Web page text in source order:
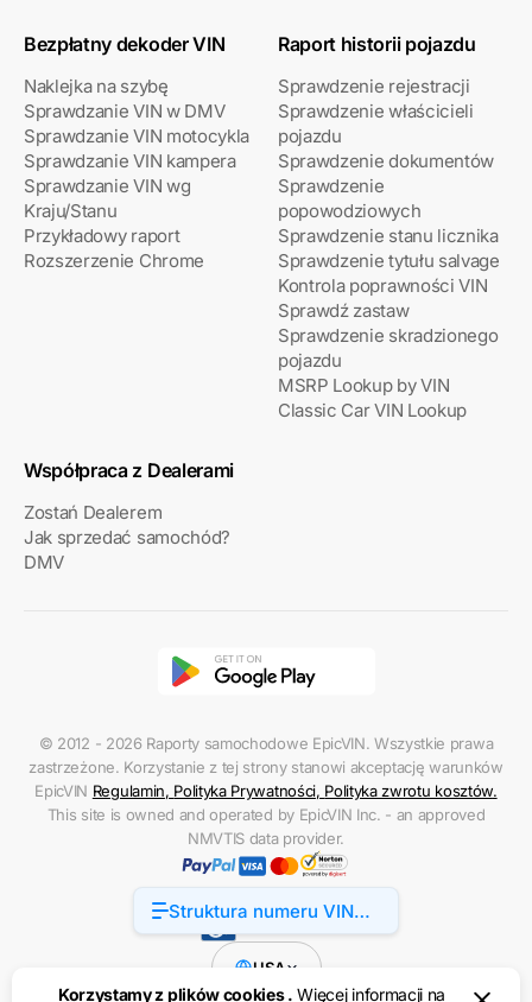
Struktura numeru VIN
Chevrolet Suburban
Bezpłatny dekoder VIN
Naklejka na szybę
Sprawdzanie VIN w DMV
Sprawdzanie VIN motocykla
Sprawdzanie VIN kampera
Sprawdzanie VIN wg
Kraju/Stanu
Przykładowy raport
Rozszerzenie Chrome
Raport historii pojazdu
Sprawdzenie rejestracji
Sprawdzenie właścicieli
pojazdu
Sprawdzenie dokumentów
Sprawdzenie
popowodziowych
Sprawdzenie stanu licznika
Sprawdzenie tytułu salvage
Kontrola poprawności VIN
Sprawdź zastaw
Sprawdzenie skradzionego
pojazdu
MSRP Lookup by VIN
Classic Car VIN Lookup
Współpraca z Dealerami
Zostań Dealerem
Jak sprzedać samochód?
DMV
© 2012 - 2026 Raporty samochodowe EpicVIN. Wszystkie prawa
zastrzeżone. Korzystanie z tej strony stanowi akceptację warunków
EpicVIN Regulamin, Polityka Prywatności, Polityka zwrotu kosztów.
This site is owned and operated by EpicVIN Inc. - an approved
NMVTIS data provider.
USA
Dostępność
Korzystamy z plików cookies . Więcej informacji na